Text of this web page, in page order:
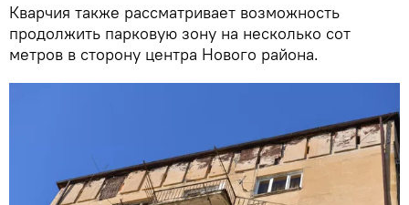
Кварчия также рассматривает возможность
продолжить парковую зону на несколько сот
метров в сторону центра Нового района.